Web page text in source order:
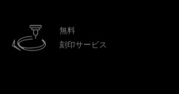
無料
刻印サービス